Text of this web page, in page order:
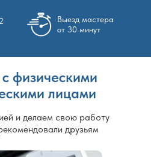
Выезд мастера
от 30 минут
физическими
лицами
и делаем свою работу
друзьям